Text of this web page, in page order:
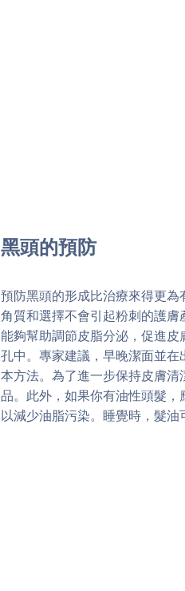
黑頭的預防
預防黑頭的形成比治療來得更
角質和選擇不會引起粉刺的護
能夠幫助調節皮脂分泌，促進
孔中。專家建議，早晚潔面並
本方法。為了進一步保持皮膚
品。此外，如果你有油性頭髮，
以減少油脂污染。睡覺時，髮油